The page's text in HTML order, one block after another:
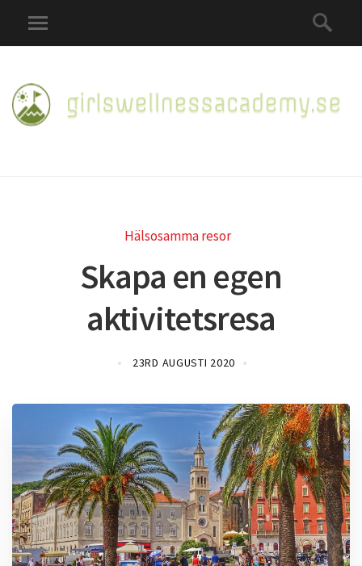
Hälsosamma resor
Skapa en egen
aktivitetsresa
23RD AUGUSTI 2020